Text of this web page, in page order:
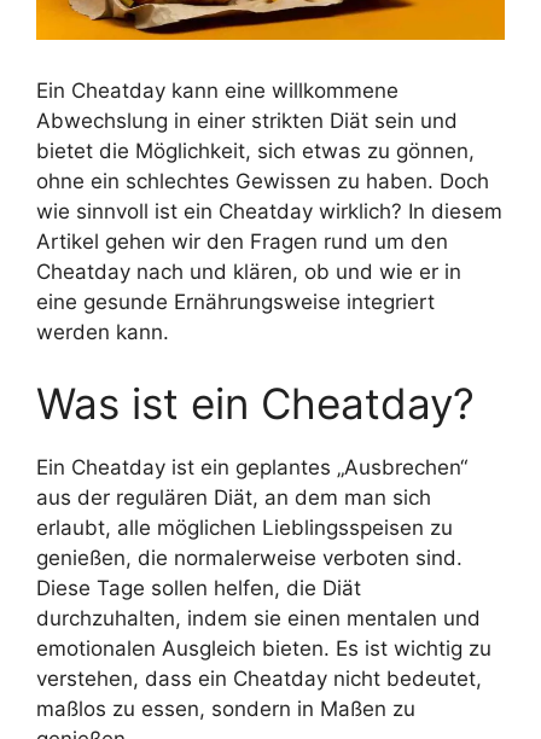
Ein Cheatday kann eine willkommene
Abwechslung in einer strikten Diät sein und
bietet die Möglichkeit, sich etwas zu gönnen,
ohne ein schlechtes Gewissen zu haben. Doch
wie sinnvoll ist ein Cheatday wirklich? In diesem
Artikel gehen wir den Fragen rund um den
Cheatday nach und klären, ob und wie er in
eine gesunde Ernährungsweise integriert
werden kann.
Was ist ein Cheatday?
Ein Cheatday ist ein geplantes „Ausbrechen“
aus der regulären Diät, an dem man sich
erlaubt, alle möglichen Lieblingsspeisen zu
genießen, die normalerweise verboten sind.
Diese Tage sollen helfen, die Diät
durchzuhalten, indem sie einen mentalen und
emotionalen Ausgleich bieten. Es ist wichtig zu
verstehen, dass ein Cheatday nicht bedeutet,
maßlos zu essen, sondern in Maßen zu